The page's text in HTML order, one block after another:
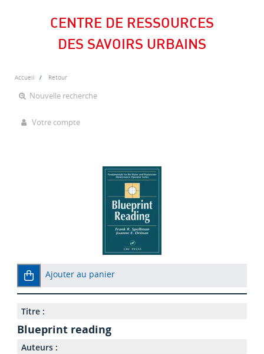
CENTRE DE RESSOURCES
DES SAVOIRS URBAINS
Accueil Retour
Nouvelle recherche
Votre compte
Ajouter au panier
Titre :
Blueprint reading
Auteurs :